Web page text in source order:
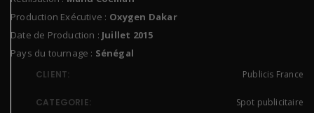
Production Exécutive : Oxygen Dakar
Date de Production : Juillet 2015
Pays du tournage : Sénégal
CLIENT: Publicis France
CATEGORIE: Spot publicitaire